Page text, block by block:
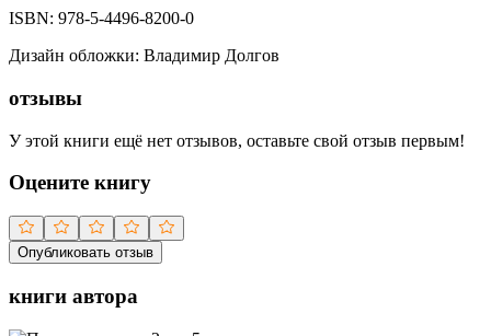
ISBN: 978-5-4496-8200-0
Дизайн обложки: Владимир Долгов
отзывы
У этой книги ещё нет отзывов, оставьте свой отзыв первым!
Оцените книгу
Опубликовать отзыв
книги автора